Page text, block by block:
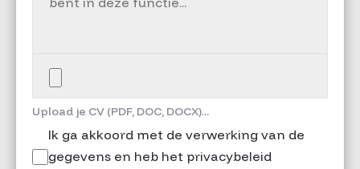
Upload je CV (PDF, DOC, DOCX)...
Ik ga akkoord met de verwerking van de
gegevens en heb het privacybeleid